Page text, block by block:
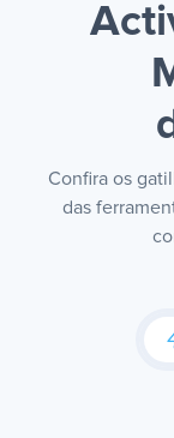
Confira os
das